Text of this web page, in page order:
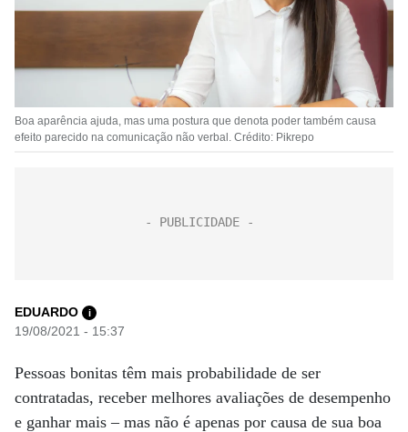
Boa aparência ajuda, mas uma postura que denota poder também causa
efeito parecido na comunicação não verbal. Crédito: Pikrepo
EDUARDO i
19/08/2021 - 15:37
Pessoas bonitas têm mais probabilidade de ser
contratadas, receber melhores avaliações de desempenho
e ganhar mais – mas não é apenas por causa de sua boa